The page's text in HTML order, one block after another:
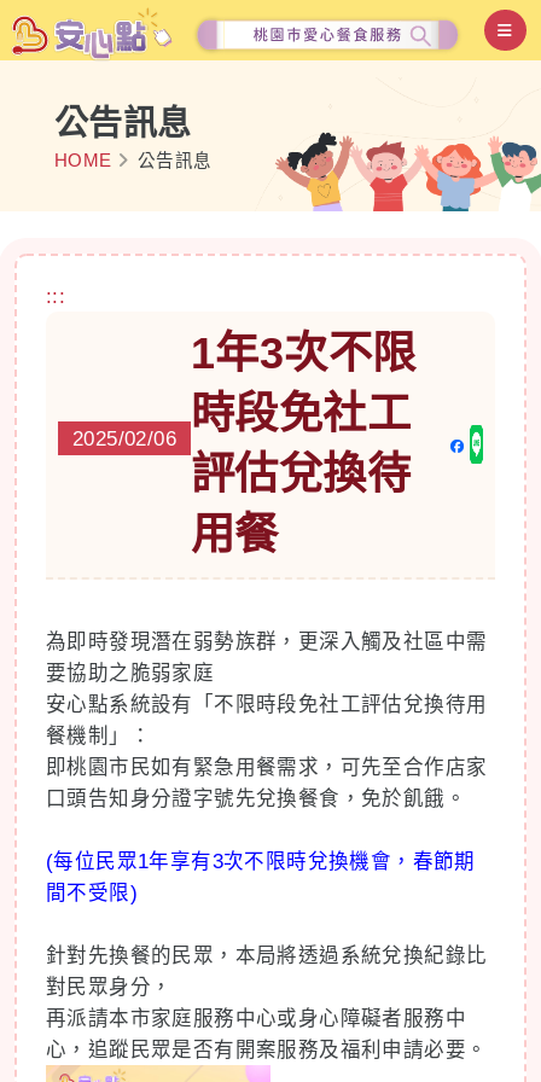
公告訊息
HOME 公告訊息
:::
2025/02/06
1年3次不限
時段免社工
評估兌換待
用餐
為即時發現潛在弱勢族群，更深入觸及社區中需
要協助之脆弱家庭
安心點系統設有「不限時段免社工評估兌換待用
餐機制」：
即桃園市民如有緊急用餐需求，可先至合作店家
口頭告知身分證字號先兌換餐食，免於飢餓。
(每位民眾1年享有3次不限時兌換機會，春節期
間不受限)
針對先換餐的民眾，本局將透過系統兌換紀錄比
對民眾身分，
再派請本市家庭服務中心或身心障礙者服務中
心，追蹤民眾是否有開案服務及福利申請必要。